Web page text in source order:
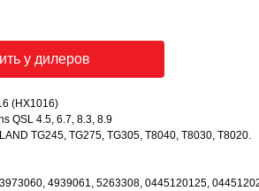
у дилеров
(HX1016)
QSL 4.5, 6.7, 8.3, 8.9
TG245, TG275, TG305, T8040, T8030, T8020.
4939061, 5263308, 0445120125,